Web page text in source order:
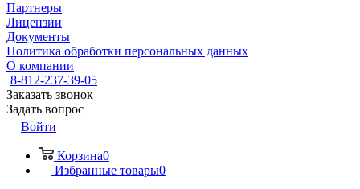
Партнеры
Лицензии
Документы
Политика обработки персональных данных
О компании
8-812-237-39-05
Заказать звонок
Задать вопрос
Войти
Корзина0
Избранные товары0